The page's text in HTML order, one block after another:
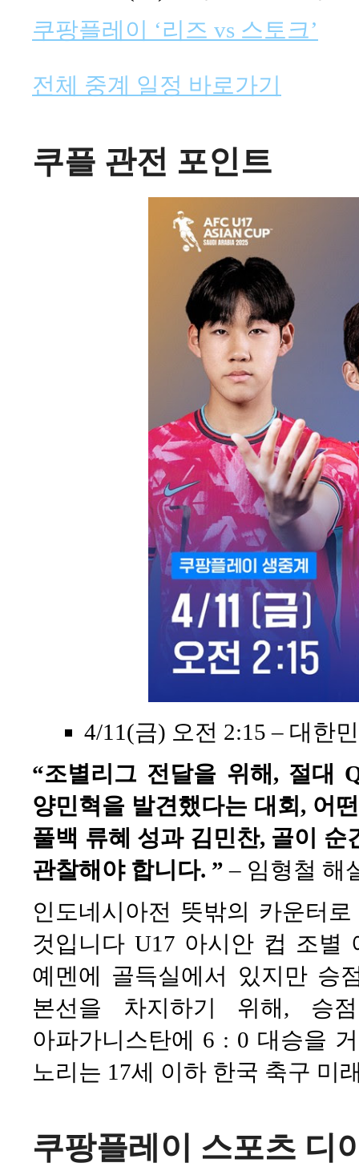
쿠팡플레이 ‘리즈 vs 스토크’
전체 중계 일정 바로가기
쿠플 관전 포인트
4/11(금) 오전 2:15 – 대한
“조별리그 전달을 위해, 절대
양민혁을 발견했다는 대회, 어
풀백 류혜 성과 김민찬, 골이
관찰해야 합니다. ” – 임형철 해
인도네시아전 뜻밖의 카운터
것입니다 U17 아시안 컵 조별
예멘에 골득실에서 있지만 승
본선을 차지하기 위해, 승
아파가니스탄에 6 : 0 대승을
노리는 17세 이하 한국 축구 미
쿠팡플레이 스포츠 디